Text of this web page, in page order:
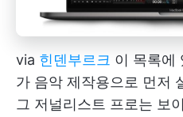
via 힌덴부르크 이 목록에
가 음악 제작용으로 먼저
그 저널리스트 프로는 보